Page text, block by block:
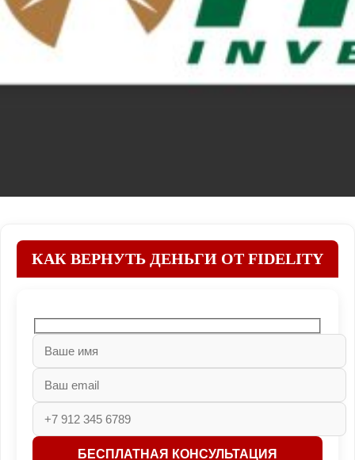
КАК ВЕРНУТЬ ДЕНЬГИ ОТ FIDELITY